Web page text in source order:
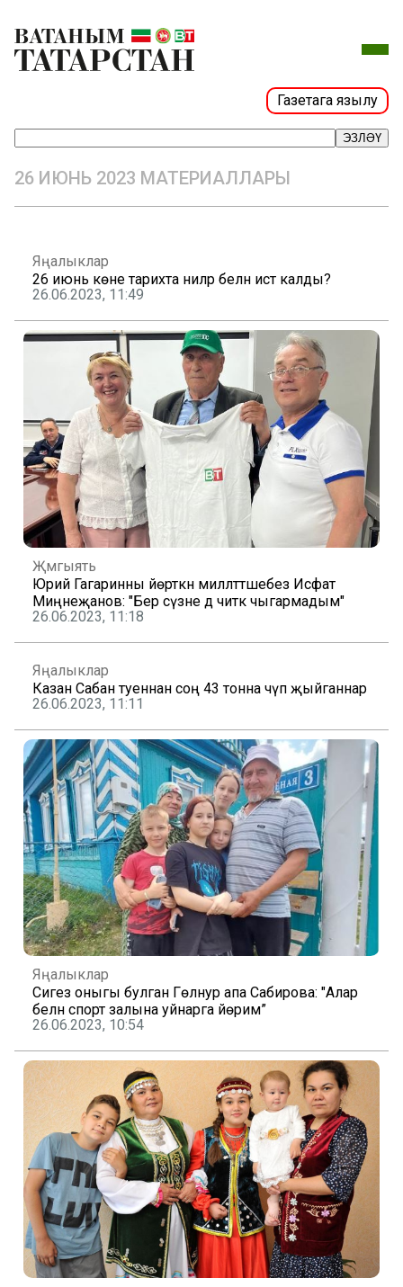
Газетага язылу
ЭЗЛӘҮ
26 ИЮНЬ 2023 МАТЕРИАЛЛАРЫ
Яңалыклар
26 июнь көне тарихта ниләр белән истә калды?
26.06.2023, 11:49
Җәмгыять
Юрий Гагаринны йөрткән милләттәшебез Исфат
Миңнеҗанов: "Бер сүзне дә читкә чыгармадым"
26.06.2023, 11:18
Яңалыклар
Казан Сабан туеннан соң 43 тонна чүп җыйганнар
26.06.2023, 11:11
Яңалыклар
Сигез оныгы булган Гөлнур апа Сабирова: "Алар
белән спорт залына уйнарга йөрим”
26.06.2023, 10:54